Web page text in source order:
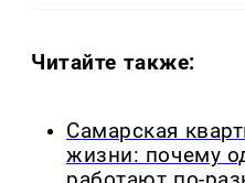
Читайте также:
Самарская
жизни: почему